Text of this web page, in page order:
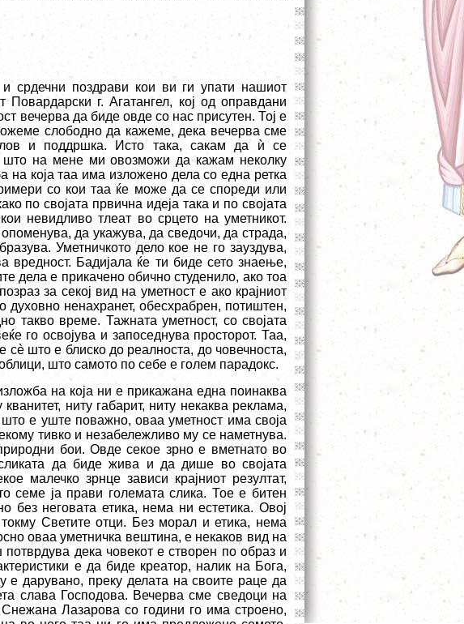
срдечни поздрави кои ви ги упати нашиот
г. Агатангел, кој од оправдани
вечерва да биде овде со нас присутен. Тој е
слободно да кажеме, дека вечерва сме
и поддршка. Исто така, сакам да ѝ се
на мене ми овозможи да кажам неколку
на која таа има изложено дела со една ретка
со кои таа ќе може да се спореди или
по својата првична идеја така и по својата
невидливо тлеат во срцето на уметникот.
да укажува, да сведочи, да страда,
Уметничкото дело кое не го зауздува,
вредност. Бадијала ќе ти биде сето знаење,
дела е прикачено обично студенило, ако тоа
за секој вид на уметност е ако крајниот
духовно ненахранет, обесхрабрен, потиштен,
такво време. Тажната уметност, со својата
го освојува и запоседнува просторот. Таа,
сèшто е блиско до реалноста, до човечноста,
што самото по себе е голем парадокс.
на која ни е прикажана една поинаква
ниту габарит, ниту некаква реклама,
е уште поважно, оваа уметност има своја
тивко и незабележливо му се наметнува.
бои. Овде секое зрно е вметнато во
да биде жива и да дише во својата
малечко зрнце зависи крајниот резултат,
семе ја прави големата слика. Тое е битен
без неговата етика, нема ни естетика. Овој
Светите отци. Без морал и етика, нема
оваа уметничка вештина, е некаков вид на
дека човекот е створен по образ и
е да биде креатор, налик на Бога,
дарувано, преку делата на своите раце да
слава Господова. Вечерва сме сведоци на
Снежана Лазарова со години го има строено,